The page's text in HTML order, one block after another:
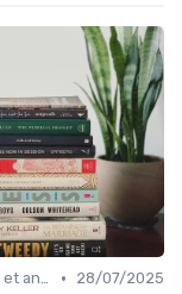
Données et analytics •
28/07/2025